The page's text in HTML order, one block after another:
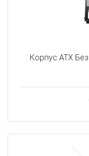
Корпус ATX